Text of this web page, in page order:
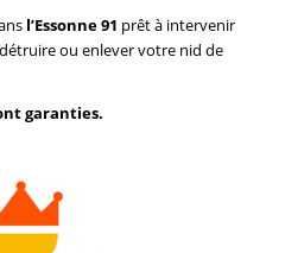
l’Essonne 91 prêt à intervenir
ou enlever votre nid de
garanties.